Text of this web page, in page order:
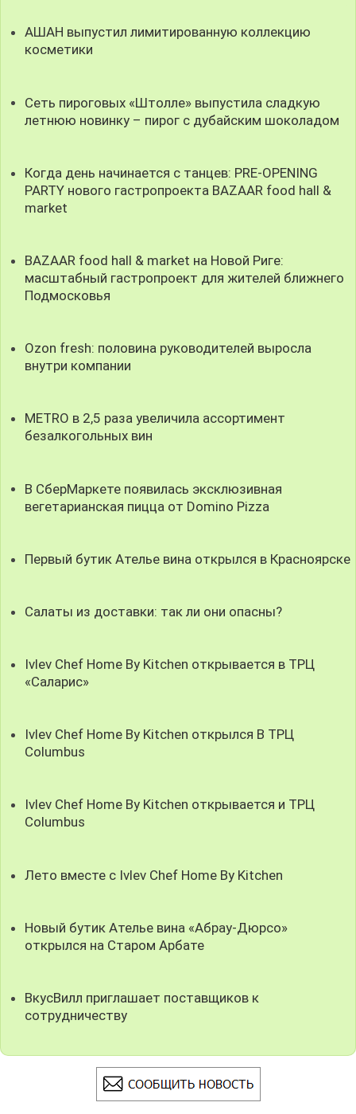
АШАН выпустил лимитированную коллекцию
косметики
Сеть пироговых «Штолле» выпустила сладкую
летнюю новинку – пирог с дубайским шоколадом
Когда день начинается с танцев: PRE-OPENING
PARTY нового гастропроекта BAZAAR food hall &
market
BAZAAR food hall & market на Новой Риге:
масштабный гастропроект для жителей ближнего
Подмосковья
Ozon fresh: половина руководителей выросла
внутри компании
METRO в 2,5 раза увеличила ассортимент
безалкогольных вин
В СберМаркете появилась эксклюзивная
вегетарианская пицца от Domino Pizza
Первый бутик Ателье вина открылся в Красноярске
Салаты из доставки: так ли они опасны?
Ivlev Chef Home By Kitchen открывается в ТРЦ
«Саларис»
Ivlev Chef Home By Kitchen открылся В ТРЦ
Columbus
Ivlev Chef Home By Kitchen открывается и ТРЦ
Columbus
Лето вместе с Ivlev Chef Home By Kitchen
Новый бутик Ателье вина «Абрау-Дюрсо»
открылся на Старом Арбате
ВкусВилл приглашает поставщиков к
сотрудничеству